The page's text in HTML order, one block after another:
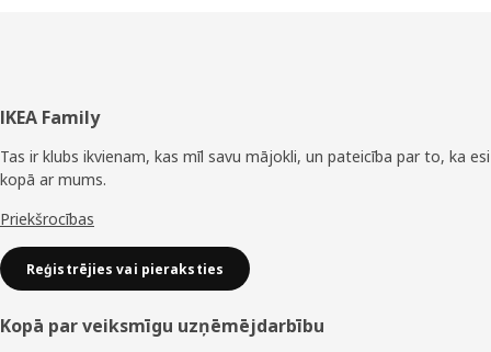
Kājene
IKEA Family
Tas ir klubs ikvienam, kas mīl savu mājokli, un pateicība par to, ka esi
kopā ar mums.
Priekšrocības
Reģistrējies vai pieraksties
Kopā par veiksmīgu uzņēmējdarbību